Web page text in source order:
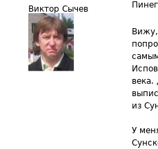
Виктор Сычев
века.
из
У